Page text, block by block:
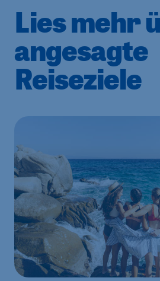
Lies mehr
angesagte
Reiseziele